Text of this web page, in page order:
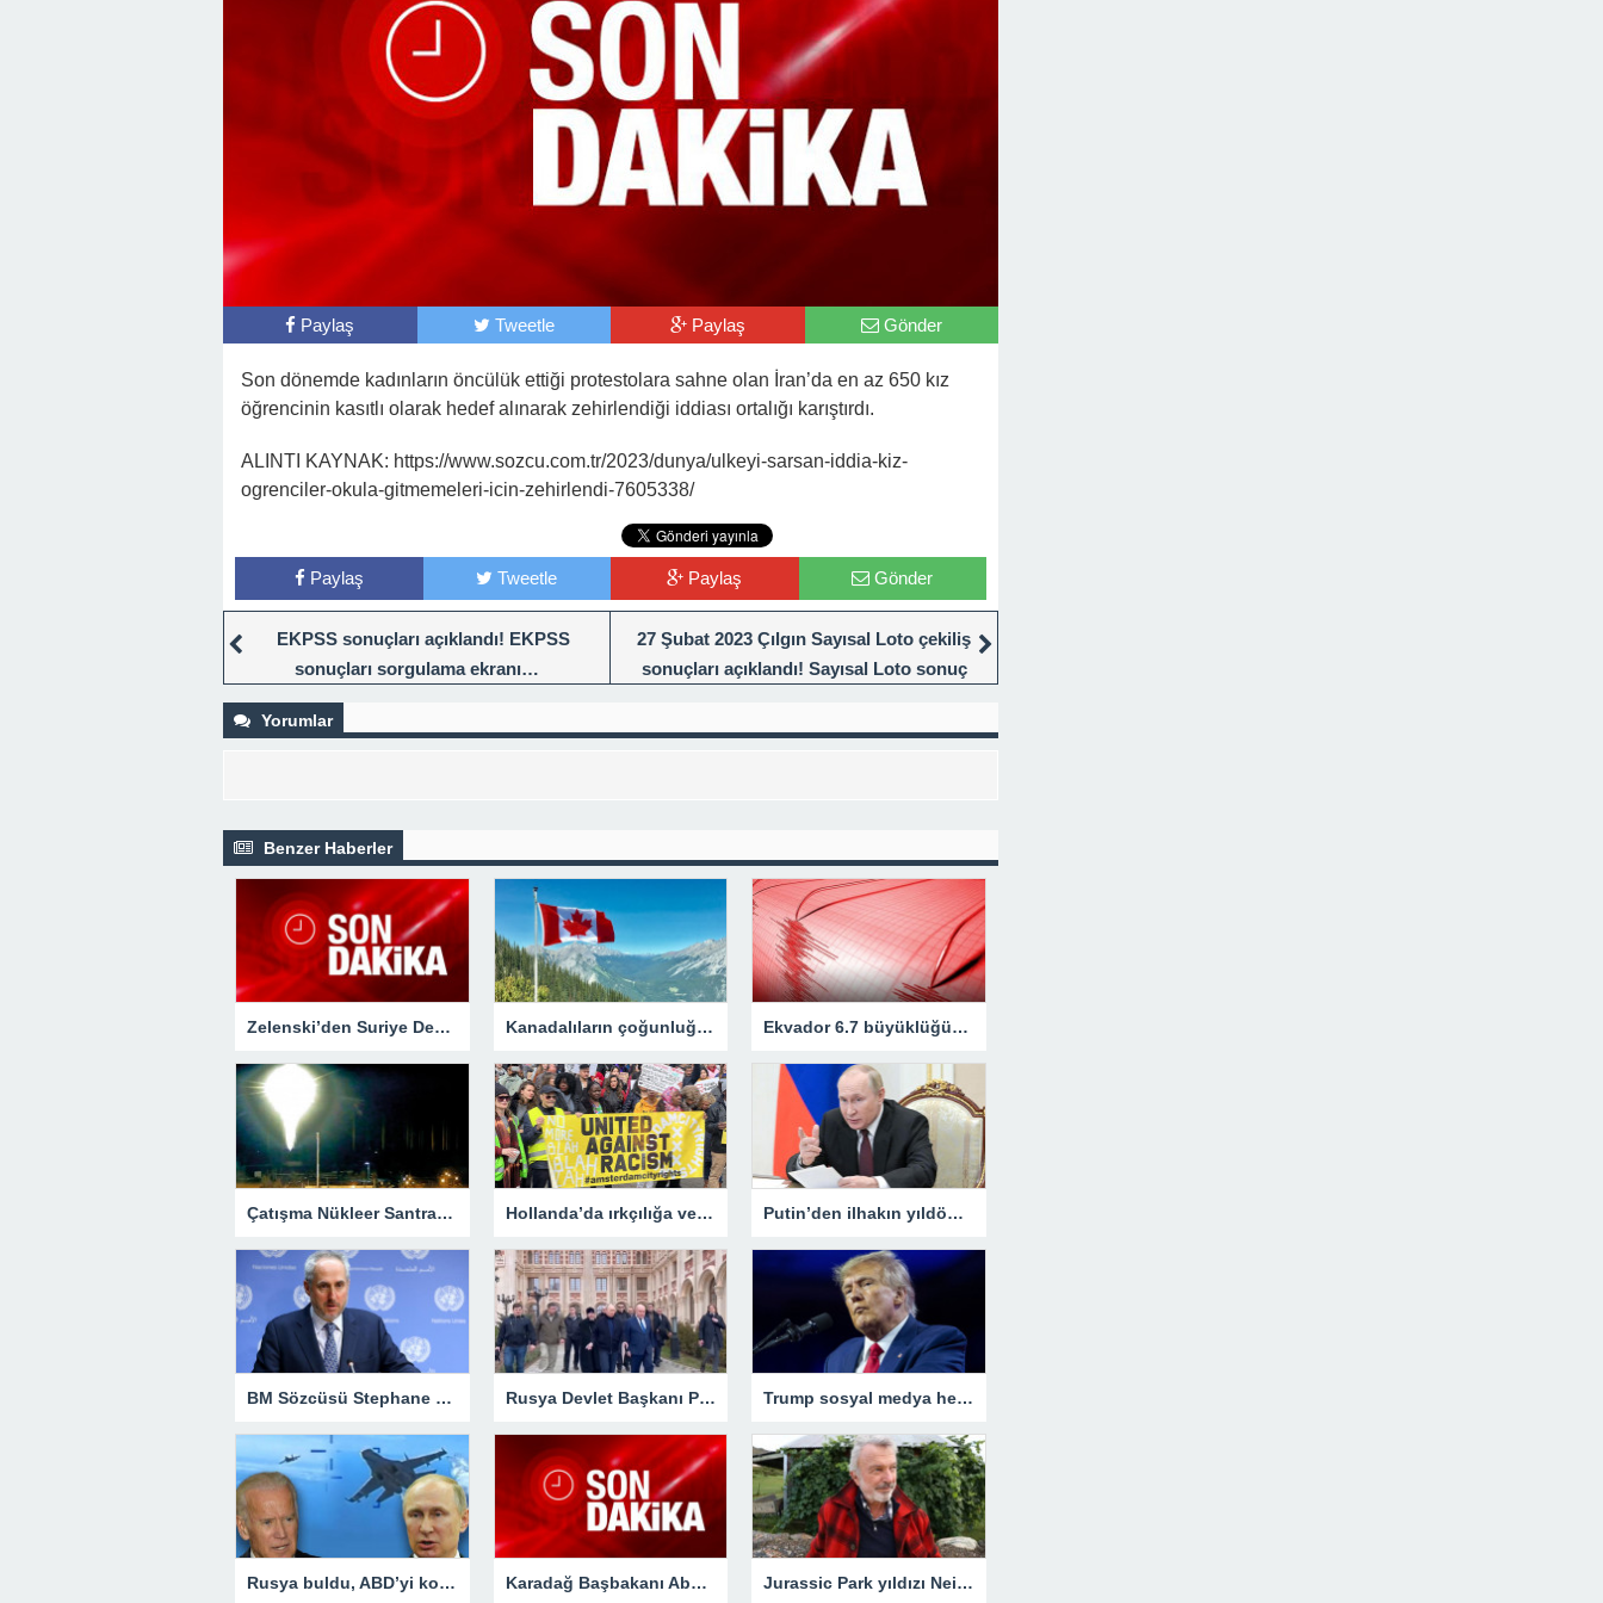
Paylaş Tweetle Paylaş Gönder
Son dönemde kadınların öncülük ettiği protestolara sahne olan İran’da en az 650 kız
öğrencinin kasıtlı olarak hedef alınarak zehirlendiği iddiası ortalığı karıştırdı.
ALINTI KAYNAK: https://www.sozcu.com.tr/2023/dunya/ulkeyi-sarsan-iddia-kiz-
ogrenciler-okula-gitmemeleri-icin-zehirlendi-7605338/
Paylaş Tweetle Paylaş Gönder
EKPSS sonuçları açıklandı! EKPSS
sonuçları sorgulama ekranı…
27 Şubat 2023 Çılgın Sayısal Loto çekiliş
sonuçları açıklandı! Sayısal Loto sonuç
Yorumlar
Benzer Haberler
Zelenski’den Suriye Devlet Başkanı Esad’a yaptırım Kanadalıların çoğunluğu idam cezasının geri getirilmesini onaylıyor Ekvador 6.7 büyüklüğündeki depremle sallandı
Çatışma Nükleer Santrallerine Sıçradı – Dünya Hollanda’da ırkçılığa ve ayrımcılığa karşı gösteri ve yürüyüş düzenlendi Putin’den ilhakın yıldönümünde Kırım’a ziyaret
BM Sözcüsü Stephane Dujarric'ten Türkiye'ye teşekkür Rusya Devlet Başkanı Putin, Kırım’ı ziyaret etti Trump sosyal medya hesabından açıkladı: Gözaltına alınacağım
Rusya buldu, ABD’yi korku sardı! Dünyanın konuştuğu krizde kilit ülke Türkiye oldu Karadağ Başbakanı Abazovic’ten seçim tepkisi Jurassic Park yıldızı Neill, üçüncü evre kan kanseri için tedavi gördüğünü açıkladı